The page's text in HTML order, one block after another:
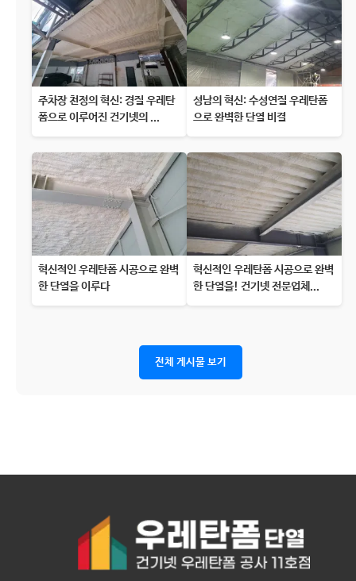
주차장 천정의 혁신: 경질 우레탄
폼으로 이루어진 건기넷의 ...
성남의 혁신: 수성연질 우레탄폼
으로 완벽한 단열 비결
혁신적인 우레탄폼 시공으로 완벽
한 단열을 이루다
혁신적인 우레탄폼 시공으로 완벽
한 단열을! 건기넷 전문업체...
전체 게시물 보기